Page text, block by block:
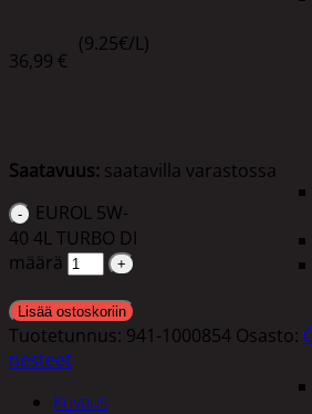
36,99 €
(9.25€/L)
Saatavuus: saatavilla varastossa
EUROL 5W-
40 4L TURBO DI
määrä
Lisää ostoskoriin
Tuotetunnus: 941-1000854 Osasto:
nesteet
Kuvaus